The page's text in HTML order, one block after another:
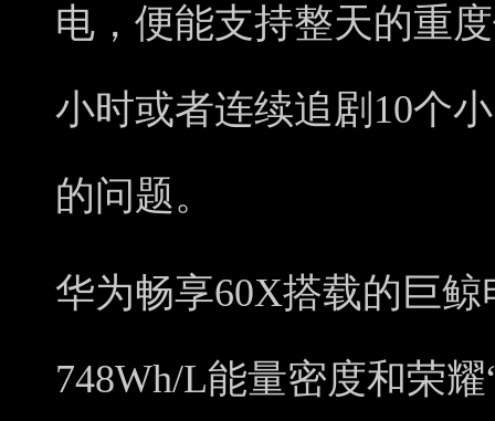
电，便能支持整天的重
小时或者连续追剧10个
的问题。
华为畅享60X搭载的巨
748Wh/L能量密度和荣